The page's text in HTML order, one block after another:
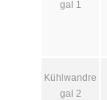
gal 1
Kühlwandre
gal 2